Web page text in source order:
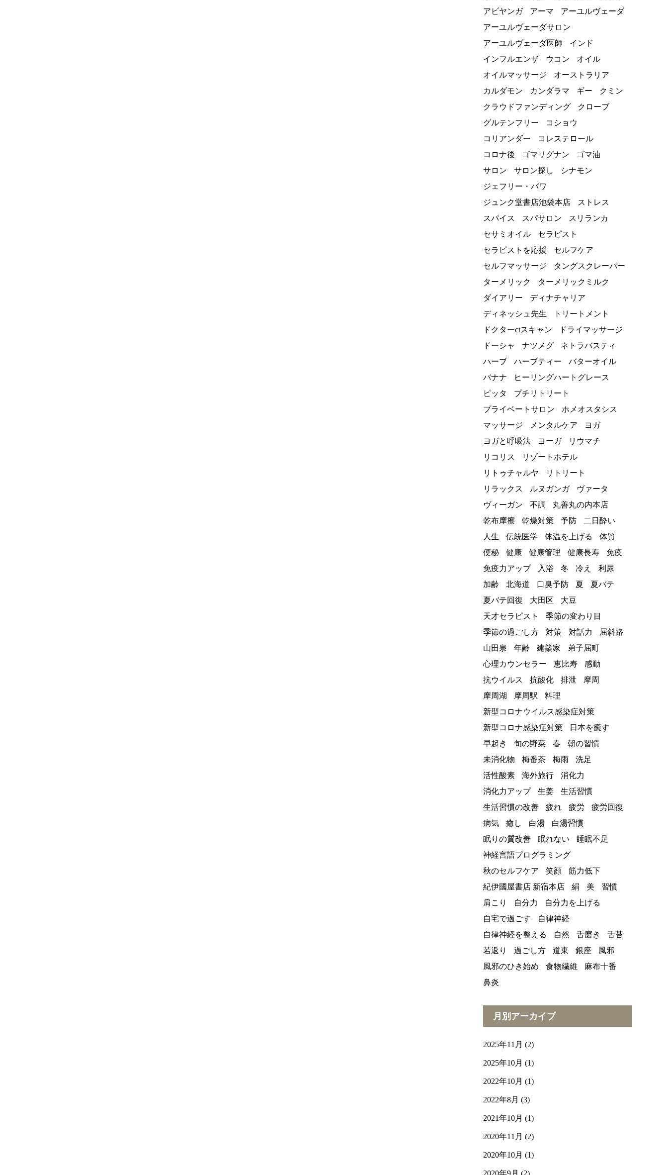
アビヤンガ
アーマ
アーユルヴェーダ
アーユルヴェーダサロン
アーユルヴェーダ医師
インド
インフルエンザ
ウコン
オイル
オイルマッサージ
オーストラリア
カルダモン
カンダラマ ギー
クミン
クラウドファンディング
クローブ
グルテンフリー
コショウ
コリアンダー
コレステロール
コロナ後
ゴマリグナン
ゴマ油
サロン
サロン探し
シナモン
ジェフリー・バワ
ジュンク堂書店池袋本店
ストレス
スパイス
スパサロン
スリランカ
セサミオイル
セラピスト
セラピストを応援
セルフケア
セルフマッサージ
タングスクレーパー
ターメリック
ターメリックミルク
ダイアリー
ディナチャリア
ディネッシュ先生
トリートメント
ドクターctスキャン
ドライマッサージ
ドーシャ
ナツメグ
ネトラバスティ
ハーブ
ハーブティー
バターオイル
バナナ
ヒーリングハートグレース
ピッタ
プチリトリート
プライベートサロン
ホメオスタシス
マッサージ
メンタルケア
ヨガ
ヨガと呼吸法
ヨーガ
リウマチ
リコリス
リゾートホテル
リトゥチャルヤ
リトリート
リラックス
ルヌガンガ
ヴァータ
ヴィーガン
不調
丸善丸の内本店
乾布摩擦
乾燥対策 予防
二日酔い
人生
伝統医学 体温を上げる
体質
便秘
健康 健康管理 健康長寿
免疫
免疫力アップ
入浴 冬 冷え
利尿
加齢
北海道 口臭予防 夏
夏バテ
夏バテ回復
大田区
大豆
天才セラピスト
季節の変わり目
季節の過ごし方
対策 対話力
屈斜路
山田泉
年齢 建築家
弟子屈町
心理カウンセラー
恵比寿
感動
抗ウイルス
抗酸化 排泄
摩周
摩周湖
摩周駅
料理
新型コロナウイルス感染症対策
新型コロナ感染症対策
日本を癒す
早起き
旬の野菜 春
朝の習慣
未消化物
梅番茶 梅雨
洗足
活性酸素
海外旅行
消化力
消化力アップ
生姜
生活習慣
生活習慣の改善
疲れ 疲労
疲労回復
病気
癒し 白湯
白湯習慣
眠りの質改善
眠れない
睡眠不足
神経言語プログラミング
秋のセルフケア
笑顔
筋力低下
紀伊國屋書店 新宿本店
絹 美
習慣
肩こり
自分力
自分力を上げる
自宅で過ごす
自律神経
自律神経を整える
自然 舌磨き
舌苔
若返り
過ごし方 道東 銀座
風邪
風邪のひき始め
食物繊維
麻布十番
鼻炎
月別アーカイブ
2025年11月 (2)
2025年10月 (1)
2022年10月 (1)
2022年8月 (3)
2021年10月 (1)
2020年11月 (2)
2020年10月 (1)
2020年9月 (2)